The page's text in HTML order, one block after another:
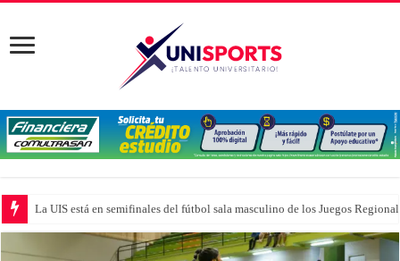
La UIS está en semifinales del fútbol sala masculino de los Juegos